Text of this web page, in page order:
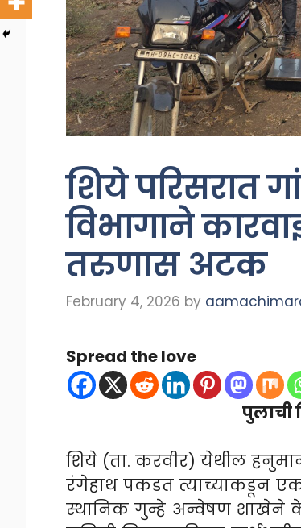
शिये परिसरात
विभागाने
तरुणास अटक
February 4, 2026 by
Spread the love
पुलाची
शिये (ता. करवीर) येथील
रंगेहाथ पकडत त्याच्याकडून
स्थानिक गुन्हे अन्वेषण शाखेने